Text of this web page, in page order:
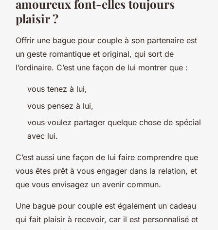
amoureux font-elles toujours
plaisir ?
Offrir une bague pour couple à son partenaire est
un geste romantique et original, qui sort de
l’ordinaire. C’est une façon de lui montrer que :
vous tenez à lui,
vous pensez à lui,
vous voulez partager quelque chose de spécial
avec lui.
C’est aussi une façon de lui faire comprendre que
vous êtes prêt à vous engager dans la relation, et
que vous envisagez un avenir commun.
Une bague pour couple est également un cadeau
qui fait plaisir à recevoir, car il est personnalisé et